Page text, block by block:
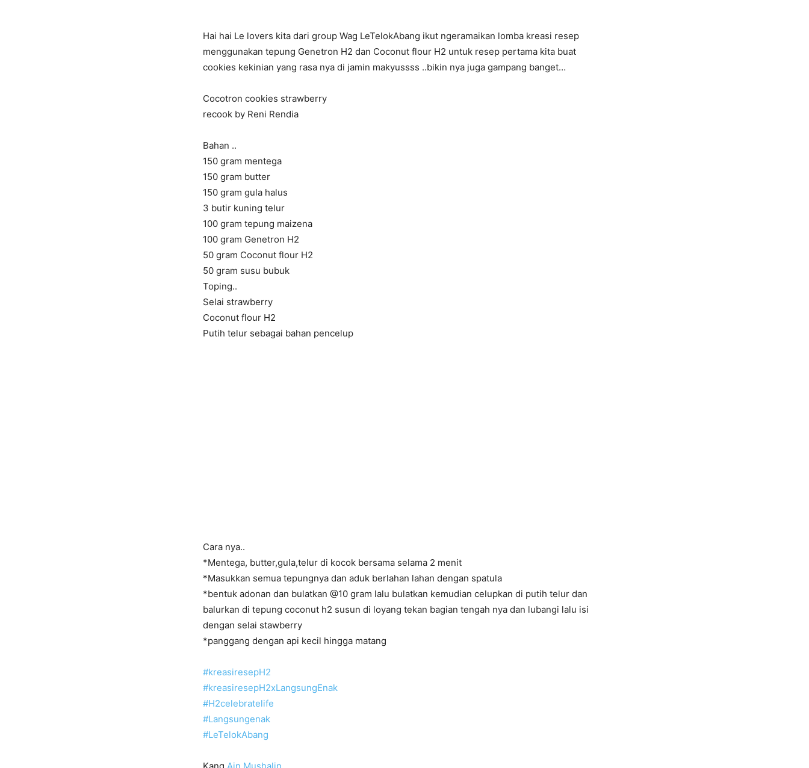
Hai hai Le lovers kita dari group Wag LeTelokAbang ikut ngeramaikan lomba kreasi resep
menggunakan tepung Genetron H2 dan Coconut flour H2 untuk resep pertama kita buat
cookies kekinian yang rasa nya di jamin makyussss ..bikin nya juga gampang banget…
Cocotron cookies strawberry
recook by Reni Rendia
Bahan ..
150 gram mentega
150 gram butter
150 gram gula halus
3 butir kuning telur
100 gram tepung maizena
100 gram Genetron H2
50 gram Coconut flour H2
50 gram susu bubuk
Toping..
Selai strawberry
Coconut flour H2
Putih telur sebagai bahan pencelup
Cara nya..
*Mentega, butter,gula,telur di kocok bersama selama 2 menit
*Masukkan semua tepungnya dan aduk berlahan lahan dengan spatula
*bentuk adonan dan bulatkan @10 gram lalu bulatkan kemudian celupkan di putih telur dan
balurkan di tepung coconut h2 susun di loyang tekan bagian tengah nya dan lubangi lalu isi
dengan selai stawberry
*panggang dengan api kecil hingga matang
#kreasiresepH2
#kreasiresepH2xLangsungEnak
#H2celebratelife
#Langsungenak
#LeTelokAbang